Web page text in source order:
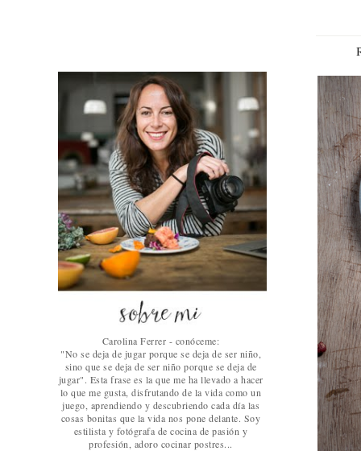
Carolina Ferrer - conóceme:
"No se deja de jugar porque se deja de ser niño,
sino que se deja de ser niño porque se deja de
jugar". Esta frase es la que me ha llevado a hacer
lo que me gusta, disfrutando de la vida como un
juego, aprendiendo y descubriendo cada día las
cosas bonitas que la vida nos pone delante. Soy
estilista y fotógrafa de cocina de pasión y
profesión, adoro cocinar postres...